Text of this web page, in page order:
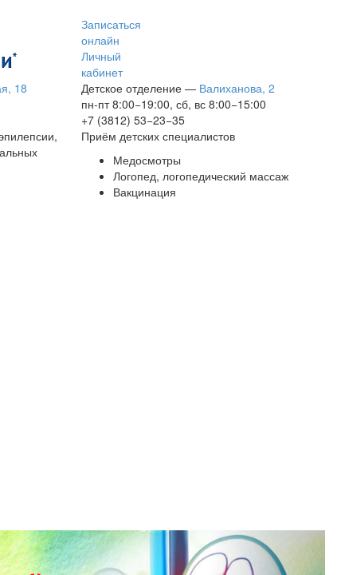
Записаться
онлайн
Личный
кабинет
18
Детское отделение — Валиханова, 2
пн-пт 8:00−19:00, сб, вс 8:00−15:00
+7 (3812) 53−23−35
Приём детских специалистов
Медосмотры
Логопед, логопедический массаж
Вакцинация